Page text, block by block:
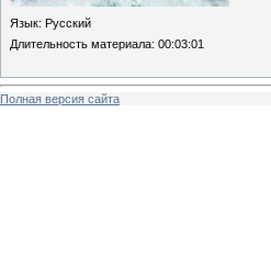
Язык: Русский
Длительность материала: 00:03:01
Полная версия сайта